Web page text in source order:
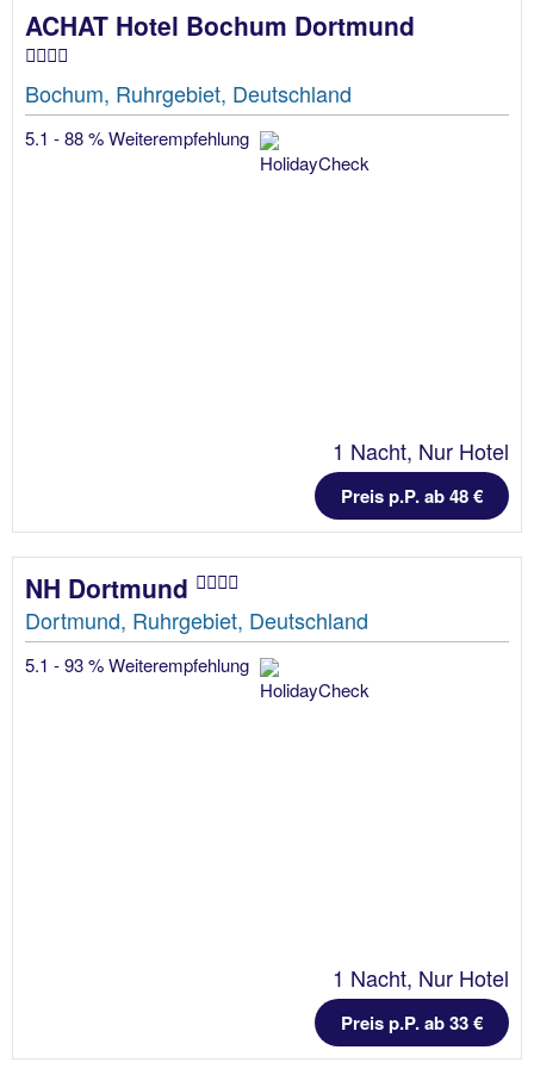
ACHAT Hotel Bochum Dortmund
Bochum, Ruhrgebiet, Deutschland
5.1 - 88 % Weiterempfehlung
1 Nacht, Nur Hotel
Preis p.P. ab 48 €
NH Dortmund
Dortmund, Ruhrgebiet, Deutschland
5.1 - 93 % Weiterempfehlung
1 Nacht, Nur Hotel
Preis p.P. ab 33 €